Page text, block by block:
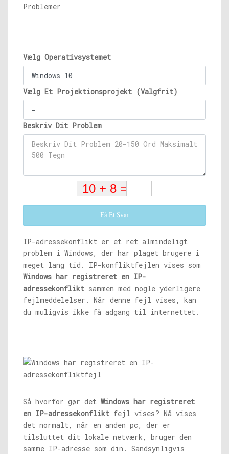
Problemer
Vælg Operativsystemet
Vælg Et Projektionsprojekt (Valgfrit)
Beskriv Dit Problem
Få Et Svar
IP-adressekonflikt er et ret almindeligt
problem i Windows, der har plaget brugere i
meget lang tid. IP-konfliktfejlen vises som
Windows har registreret en IP-
adressekonflikt sammen med nogle yderligere
fejlmeddelelser. Når denne fejl vises, kan
du muligvis ikke få adgang til internettet.
Så hvorfor gør det Windows har registreret
en IP-adressekonflikt fejl vises? Nå vises
det normalt, når en anden pc, der er
tilsluttet dit lokale netværk, bruger den
samme IP-adresse som din. Sandsynligvis